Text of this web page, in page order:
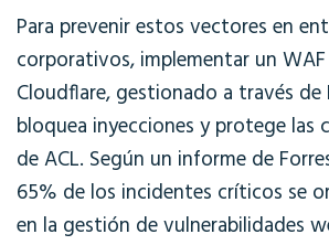
Para prevenir estos vectores en
corporativos, implementar un
Cloudflare, gestionado a través de
bloquea inyecciones y protege las
de ACL. Según un informe de
65% de los incidentes críticos se
en la gestión de vulnerabilidades